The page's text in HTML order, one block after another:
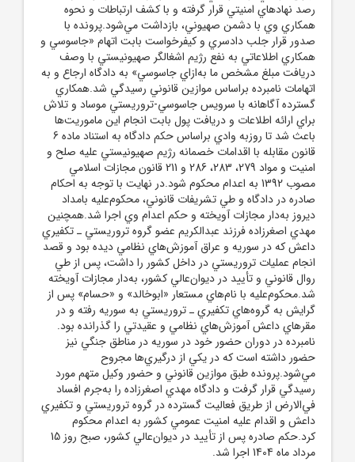
رصد نهاد‌هاي امنيتي قرار گرفته و با کشف ارتباطات و نحوه
همکاري وي با دشمن صهيوني، بازداشت مي‌شود.پرونده با
صدور قرار جلب دادسري و کيفرخواست بابت اتهام «جاسوسي و
همکاري اطلاعاتي به نفع رژيم اشغالگر صهيونيستي با وصف
دريافت مبلغ مشخص ما به‌ازاي جاسوسي» به دادگاه ارجاع و به
اتهامات نامبرده براساس موازين قانوني رسيدگي شد.همکاري
گسترده آگاهانه با سرويس جاسوسي-تروريستي موساد و تلاش
براي ارائه اطلاعات و دريافت پول بابت انجام اين ماموريت‌ها
باعث شد تا روزبه وادي براساس حکم دادگاه به استناد ماده 6
قانون مقابله با اقدامات خصمانه رژيم صهيونيستي عليه صلح و
امنيت و مواد 279، 283، 286 و 211 قانون مجازات اسلامي
مصوب 1392 به اعدام محکوم شود.در نهايت با توجه به احکام
صادره در دادگاه و طي تشريفات قانوني، محکوم‌عليه بامداد
ديروز به‌دار مجازات آويخته و حکم اعدام وي اجرا شد.همچنين
مهدي اصغرزاده فرزند عبدالکريم عضو گروه تروريستي ـ تکفيري
داعش که در سوريه و عراق آموزش‌هاي نظامي ديده بود و قصد
انجام عمليات تروريستي در داخل کشور را داشت، پس از طي
روال قانوني و تأييد در ديوان‌عالي کشور، به‌دار مجازات آويخته
شد.محکوم‌عليه با نام‌هاي مستعار «ابوخالد» و «حسام» پس از
گرايش به گروه‌هاي تکفيري ـ تروريستي به سوريه رفته و در
مقر‌هاي داعش آموزش‌هاي نظامي و عقيدتي را گذرانده بود.
نامبرده در دوران حضور خود در سوريه در مناطق جنگي نيز
حضور داشته است که در يکي از درگيري‌ها مجروح
مي‌شود.پرونده طبق موازين قانوني و حضور وکيل متهم مورد
رسيدگي قرار گرفت و دادگاه مهدي اصغرزاده را به‌جرم افساد
في‌الارض از طريق فعاليت گسترده در گروه تروريستي و تکفيري
داعش و اقدام عليه امنيت عمومي کشور به اعدام محکوم
کرد.حکم صادره پس از تأييد در ديوان‌عالي کشور، صبح روز 15
مرداد ماه 1404 اجرا شد.